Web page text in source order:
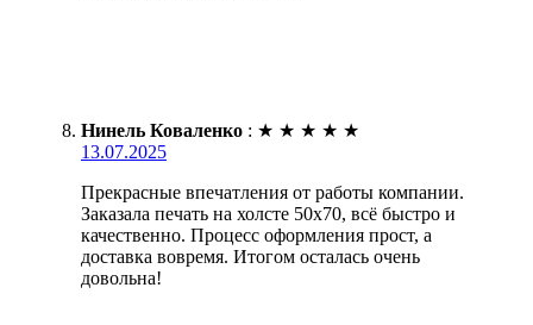
Нинель Коваленко : ★ ★ ★ ★ ★
13.07.2025
Прекрасные впечатления от работы компании.
Заказала печать на холсте 50х70, всё быстро и
качественно. Процесс оформления прост, а
доставка вовремя. Итогом осталась очень
довольна!